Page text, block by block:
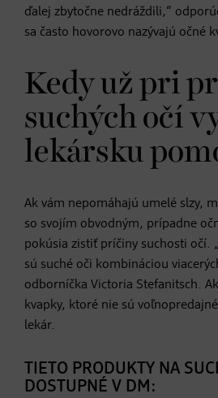
ďalej zbytočne nedráždili,“
sa často hovorovo nazývajú očné
Kedy už pri
suchých očí
lekársku
Ak vám nepomáhajú umelé slzy,
so svojím obvodným, prípadne
pokúsia zistiť príčiny suchosti očí.
sú suché oči kombináciou
odborníčka Victoria Stefanitsch.
kvapky, ktoré nie sú
lekár.
TIETO PRODUKTY NA
DOSTUPNÉ V DM: